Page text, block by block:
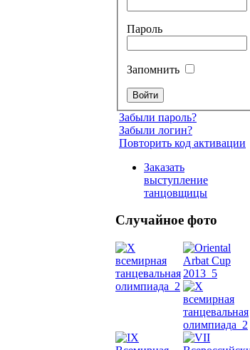
Пароль
Запомнить
Забыли пароль?
Забыли логин?
Повторить код активации
Заказать
выступление
танцовщицы
Случайное фото